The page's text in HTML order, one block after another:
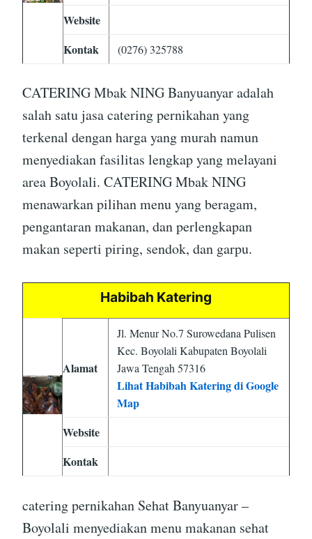
Website
Kontak
(0276) 325788
CATERING Mbak NING Banyuanyar adalah
salah satu jasa catering pernikahan yang
terkenal dengan harga yang murah namun
menyediakan fasilitas lengkap yang melayani
area Boyolali. CATERING Mbak NING
menawarkan pilihan menu yang beragam,
pengantaran makanan, dan perlengkapan
makan seperti piring, sendok, dan garpu.
Habibah Katering
Alamat
Jl. Menur No.7 Surowedana Pulisen
Kec. Boyolali Kabupaten Boyolali
Jawa Tengah 57316
Lihat Habibah Katering di Google
Map
Website
Kontak
catering pernikahan Sehat Banyuanyar –
Boyolali menyediakan menu makanan sehat